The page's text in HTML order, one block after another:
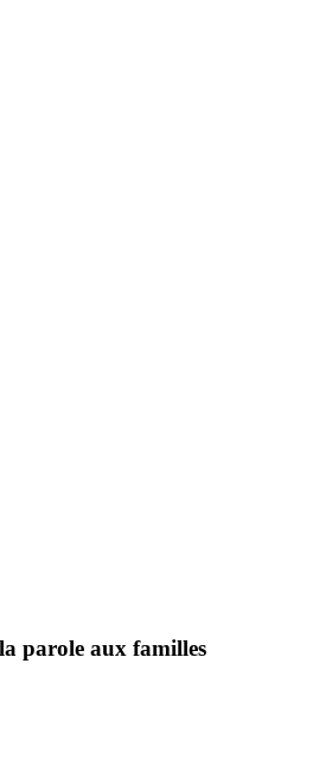
parole aux familles